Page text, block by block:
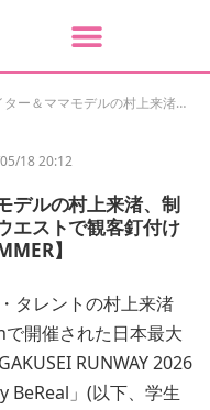
ガーリーロックへ。美ウエストで観客釘付け【GAKUSEI RUNWAY 2026 SUMMER】
18 20:12
デルの村上来渚、制
エストで観客釘付け
】
タレントの村上来渚
開催された日本最大
RUNWAY 2026
BeReal」(以下、学生